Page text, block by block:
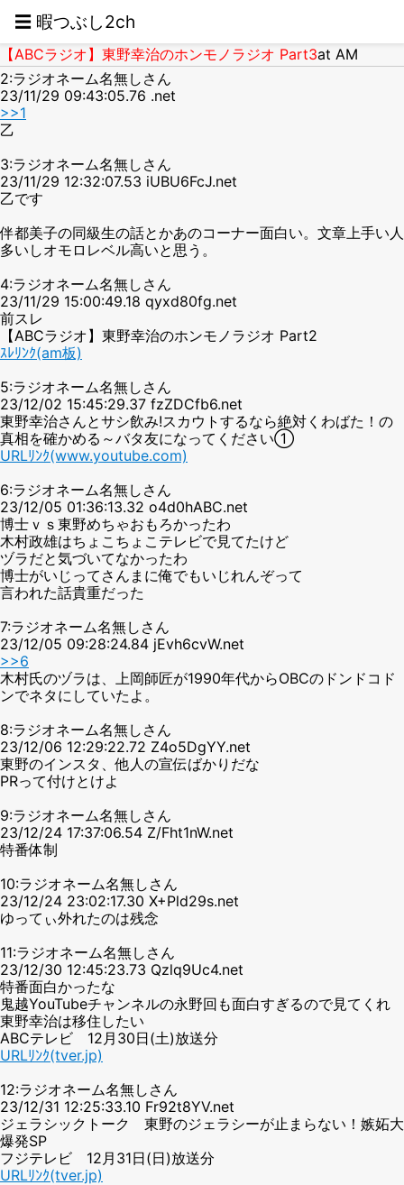
☰ 暇つぶし2ch
【ABCラジオ】東野幸治のホンモノラジオ Part3at AM
2:ラジオネーム名無しさん
23/11/29 09:43:05.76 .net
>>1
乙
3:ラジオネーム名無しさん
23/11/29 12:32:07.53 iUBU6FcJ.net
乙です
伴都美子の同級生の話とかあのコーナー面白い。文章上手い人
多いしオモロレベル高いと思う。
4:ラジオネーム名無しさん
23/11/29 15:00:49.18 qyxd80fg.net
前スレ
【ABCラジオ】東野幸治のホンモノラジオ Part2
ｽﾚﾘﾝｸ(am板)
5:ラジオネーム名無しさん
23/12/02 15:45:29.37 fzZDCfb6.net
東野幸治さんとサシ飲み!スカウトするなら絶対くわばた！の
真相を確かめる～バタ友になってください①
URLﾘﾝｸ(www.youtube.com)
6:ラジオネーム名無しさん
23/12/05 01:36:13.32 o4d0hABC.net
博士ｖｓ東野めちゃおもろかったわ
木村政雄はちょこちょこテレビで見てたけど
ヅラだと気づいてなかったわ
博士がいじってさんまに俺でもいじれんぞって
言われた話貴重だった
7:ラジオネーム名無しさん
23/12/05 09:28:24.84 jEvh6cvW.net
>>6
木村氏のヅラは、上岡師匠が1990年代からOBCのドンドコド
ンでネタにしていたよ。
8:ラジオネーム名無しさん
23/12/06 12:29:22.72 Z4o5DgYY.net
東野のインスタ、他人の宣伝ばかりだな
PRって付けとけよ
9:ラジオネーム名無しさん
23/12/24 17:37:06.54 Z/Fht1nW.net
特番体制
10:ラジオネーム名無しさん
23/12/24 23:02:17.30 X+Pld29s.net
ゆってぃ外れたのは残念
11:ラジオネーム名無しさん
23/12/30 12:45:23.73 Qzlq9Uc4.net
特番面白かったな
鬼越YouTubeチャンネルの永野回も面白すぎるので見てくれ
東野幸治は移住したい
ABCテレビ 12月30日(土)放送分
URLﾘﾝｸ(tver.jp)
12:ラジオネーム名無しさん
23/12/31 12:25:33.10 Fr92t8YV.net
ジェラシックトーク 東野のジェラシーが止まらない！嫉妬大
爆発SP
フジテレビ 12月31日(日)放送分
URLﾘﾝｸ(tver.jp)